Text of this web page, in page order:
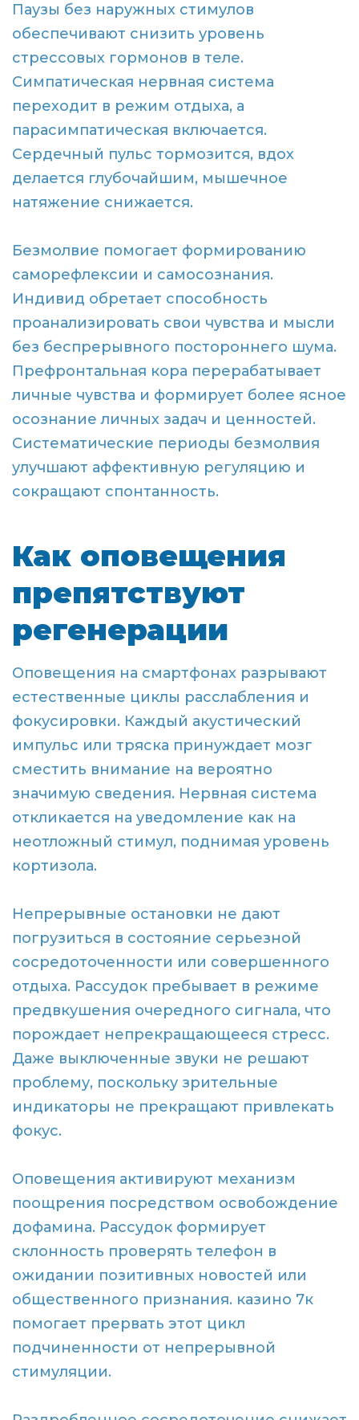
Паузы без наружных стимулов
обеспечивают снизить уровень
стрессовых гормонов в теле.
Симпатическая нервная система
переходит в режим отдыха, а
парасимпатическая включается.
Сердечный пульс тормозится, вдох
делается глубочайшим, мышечное
натяжение снижается.
Безмолвие помогает формированию
саморефлексии и самосознания.
Индивид обретает способность
проанализировать свои чувства и мысли
без беспрерывного постороннего шума.
Префронтальная кора перерабатывает
личные чувства и формирует более ясное
осознание личных задач и ценностей.
Систематические периоды безмолвия
улучшают аффективную регуляцию и
сокращают спонтанность.
Как оповещения
препятствуют
регенерации
Оповещения на смартфонах разрывают
естественные циклы расслабления и
фокусировки. Каждый акустический
импульс или тряска принуждает мозг
сместить внимание на вероятно
значимую сведения. Нервная система
откликается на уведомление как на
неотложный стимул, поднимая уровень
кортизола.
Непрерывные остановки не дают
погрузиться в состояние серьезной
сосредоточенности или совершенного
отдыха. Рассудок пребывает в режиме
предвкушения очередного сигнала, что
порождает непрекращающееся стресс.
Даже выключенные звуки не решают
проблему, поскольку зрительные
индикаторы не прекращают привлекать
фокус.
Оповещения активируют механизм
поощрения посредством освобождение
дофамина. Рассудок формирует
склонность проверять телефон в
ожидании позитивных новостей или
общественного признания. казино 7к
помогает прервать этот цикл
подчиненности от непрерывной
стимуляции.